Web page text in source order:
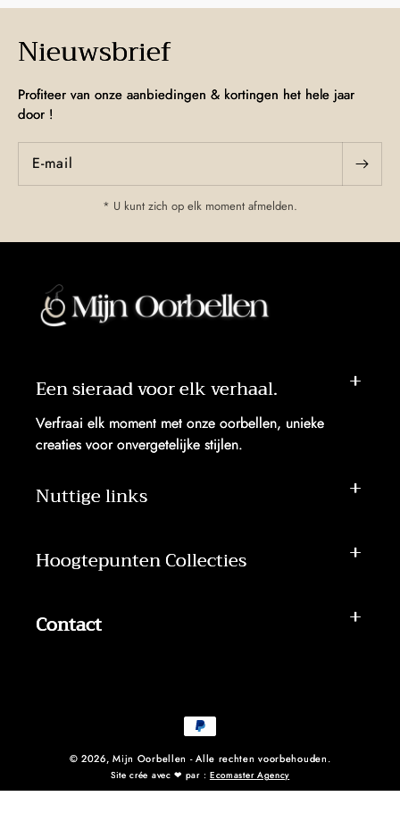
Nieuwsbrief
Profiteer van onze aanbiedingen & kortingen het hele jaar
door !
E‑mail
* U kunt zich op elk moment afmelden.
Een sieraad voor elk verhaal.
Verfraai elk moment met onze oorbellen, unieke
creaties voor onvergetelijke stijlen.
Nuttige links
Hoogtepunten Collecties
Contact
Betaalmethoden
© 2026,Mijn Oorbellen - Alle rechten voorbehouden.
Site crée avec ❤ par : Ecomaster Agency